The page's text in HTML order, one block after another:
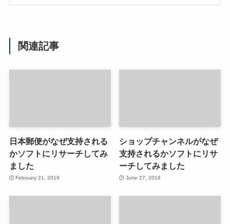
関連記事
日本郵便がなぜ支持される
かソフトにリサーチしてみ
ました
February 21, 2019
ショップチャンネルがなぜ
支持されるかソフトにリサ
ーチしてみました
June 27, 2018